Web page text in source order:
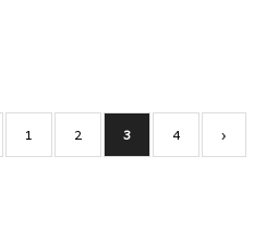
1 2 3 4 ›